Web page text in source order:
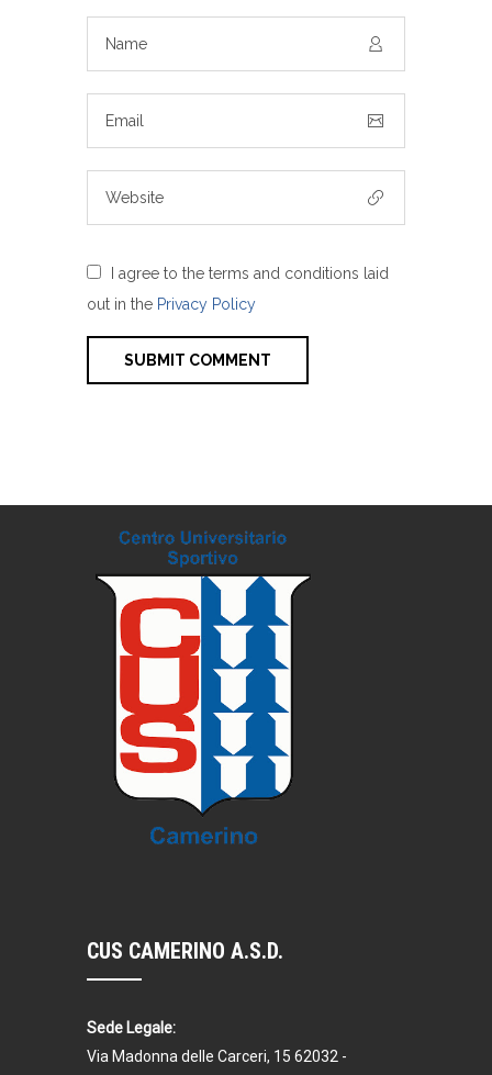
I agree to the terms and conditions laid
out in the Privacy Policy
CUS CAMERINO A.S.D.
Sede Legale:
Via Madonna delle Carceri, 15 62032 -